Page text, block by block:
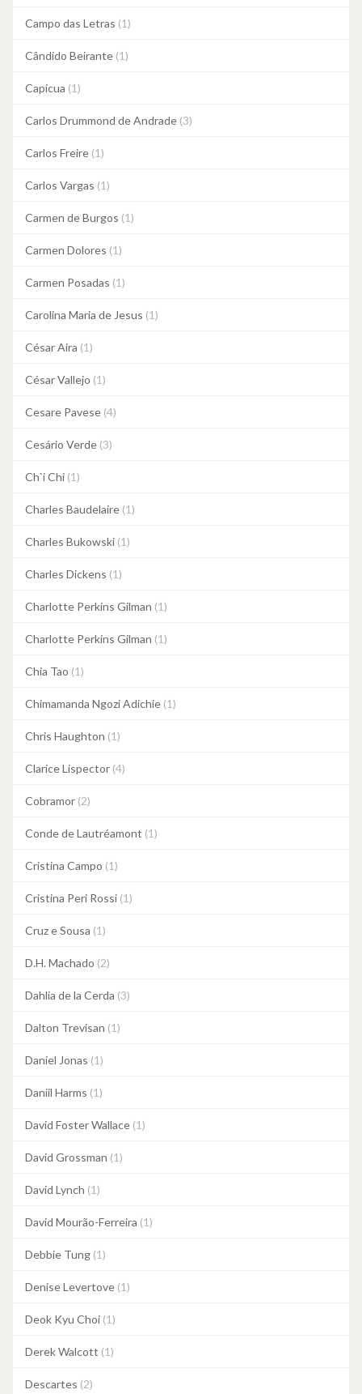
Campo das Letras (1)
Cândido Beirante (1)
Capicua (1)
Carlos Drummond de Andrade (3)
Carlos Freire (1)
Carlos Vargas (1)
Carmen de Burgos (1)
Carmen Dolores (1)
Carmen Posadas (1)
Carolina Maria de Jesus (1)
César Aira (1)
César Vallejo (1)
Cesare Pavese (4)
Cesário Verde (3)
Ch`i Chi (1)
Charles Baudelaire (1)
Charles Bukowski (1)
Charles Dickens (1)
Charlotte Perkins Gilman (1)
Charlotte Perkins Gilman (1)
Chia Tao (1)
Chimamanda Ngozi Adichie (1)
Chris Haughton (1)
Clarice Lispector (4)
Cobramor (2)
Conde de Lautréamont (1)
Cristina Campo (1)
Cristina Peri Rossi (1)
Cruz e Sousa (1)
D.H. Machado (2)
Dahlia de la Cerda (3)
Dalton Trevisan (1)
Daniel Jonas (1)
Daniil Harms (1)
David Foster Wallace (1)
David Grossman (1)
David Lynch (1)
David Mourão-Ferreira (1)
Debbie Tung (1)
Denise Levertove (1)
Deok Kyu Choi (1)
Derek Walcott (1)
Descartes (2)